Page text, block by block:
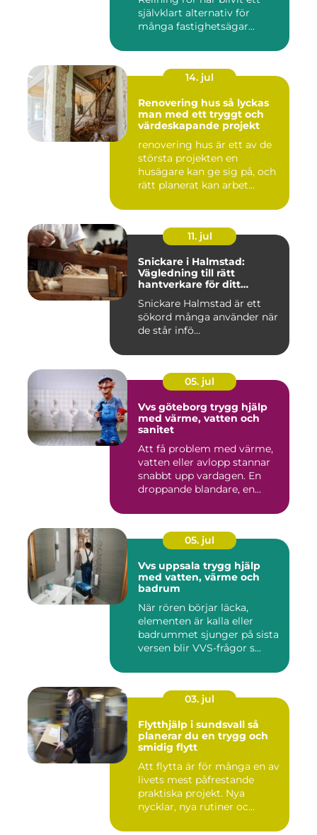
självklart alternativ för
många fastighetsägar...
14. jul
Renovering hus så lyckas
man med ett tryggt och
värdeskapande projekt
renovering hus är ett av de
största projekten en
husägare kan ge sig på, och
rätt planerat kan arbet...
11. jul
Snickare i Halmstad:
Vägledning till rätt
hantverkare för ditt
Snickare Halmstad är ett
sökord många använder när
de står infö...
05. jul
Vvs göteborg trygg hjälp
med värme, vatten och
sanitet
Att få problem med värme,
vatten eller avlopp stannar
snabbt upp vardagen. En
droppande blandare, en...
05. jul
Vvs uppsala trygg hjälp
med vatten, värme och
badrum
När rören börjar läcka,
elementen är kalla eller
badrummet sjunger på sista
versen blir VVS-frågor s...
03. jul
Flytthjälp i sundsvall så
planerar du en trygg och
smidig flytt
Att flytta är för många en av
livets mest påfrestande
praktiska projekt. Nya
nycklar, nya rutiner oc...